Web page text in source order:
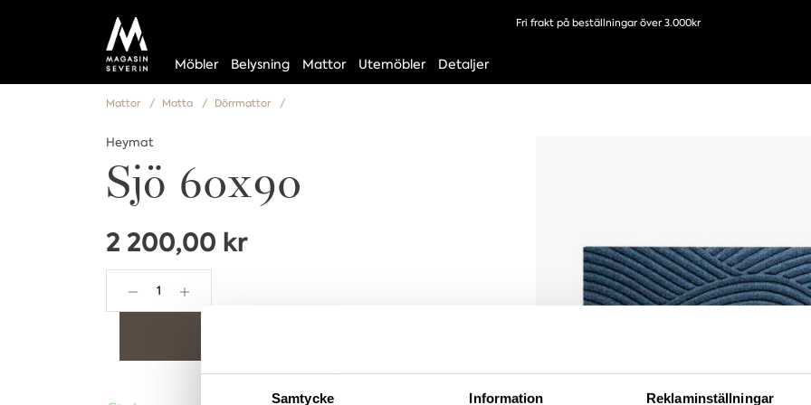
Samtycke Information Reklaminställningar
Fri frakt på beställningar över 3.000kr
Möbler Belysning Mattor Utemöbler Detaljer
Mattor Matta Dörrmattor
Heymat
Sjö 60x90
2 200,00 kr